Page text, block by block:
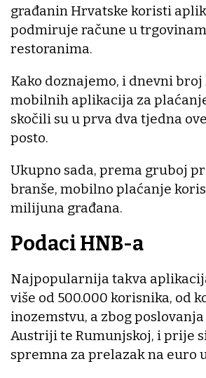
građanin Hrvatske koristi
podmiruje račune u
restoranima.
Kako doznajemo, i dnevni
mobilnih aplikacija za
skočili su u prva dva tjedna
posto.
Ukupno sada, prema gruboj
branše, mobilno plaćanje
milijuna građana.
Podaci HNB-a
Najpopularnija takva
više od 500.000 korisnika, od
inozemstvu, a zbog
Austriji te Rumunjskoj, i prije
spremna za prelazak na euro